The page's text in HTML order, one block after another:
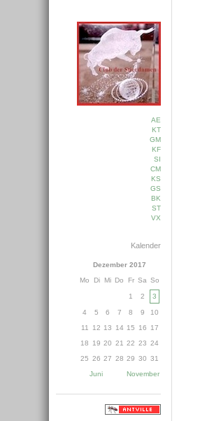
AE
KT
GM
KF
SI
CM
KS
GS
BK
ST
VX
Kalender
Dezember 2017
Mo
Di Mi Do Fr Sa So
1 2 3
4 5 6 7 8 9
10
11
12 13 14 15 16
17
18
19 20 21 22 23 24
25 26 27 28 29 30 31
Juni
November